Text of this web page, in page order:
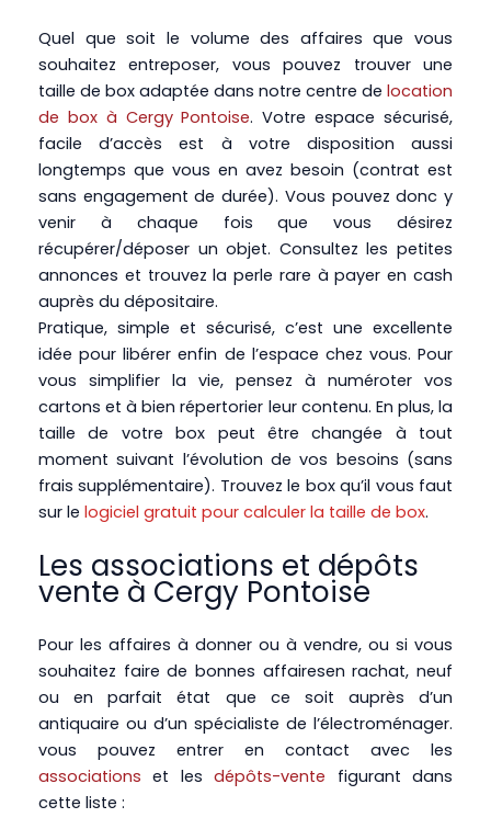
Quel que soit le volume des affaires que vous
souhaitez entreposer, vous pouvez trouver une
taille de box adaptée dans notre centre de location
de box à Cergy Pontoise. Votre espace sécurisé,
facile d’accès est à votre disposition aussi
longtemps que vous en avez besoin (contrat est
sans engagement de durée). Vous pouvez donc y
venir à chaque fois que vous désirez
récupérer/déposer un objet. Consultez les petites
annonces et trouvez la perle rare à payer en cash
auprès du dépositaire.
Pratique, simple et sécurisé, c’est une excellente
idée pour libérer enfin de l’espace chez vous. Pour
vous simplifier la vie, pensez à numéroter vos
cartons et à bien répertorier leur contenu. En plus, la
taille de votre box peut être changée à tout
moment suivant l’évolution de vos besoins (sans
frais supplémentaire). Trouvez le box qu’il vous faut
sur le logiciel gratuit pour calculer la taille de box.
Les associations et dépôts
vente à Cergy Pontoise
Pour les affaires à donner ou à vendre, ou si vous
souhaitez faire de bonnes affairesen rachat, neuf
ou en parfait état que ce soit auprès d’un
antiquaire ou d’un spécialiste de l’électroménager.
vous pouvez entrer en contact avec les
associations et lesdépôts-vente figurant dans
cette liste :